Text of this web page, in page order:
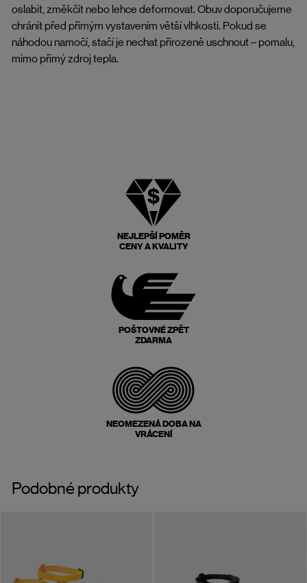
oslabit, změkčit nebo lehce deformovat. Obuv doporučujeme
chránit před přímým vystavením větší vlhkosti. Pokud se
náhodou namočí, stačí je nechat přirozeně uschnout – pomalu,
mimo přímý zdroj tepla.
NEJLEPŠÍ POMĚR
CENY A KVALITY
POŠTOVNÉ ZPĚT
ZDARMA
NEOMEZENÁ DOBA NA
VRÁCENÍ
Podobné produkty